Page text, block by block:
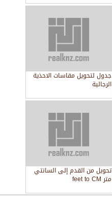
جدول لتحويل مقاسات الاحذية
الرجالية
تحويل من القدم إلى السانتي
متر feet to CM